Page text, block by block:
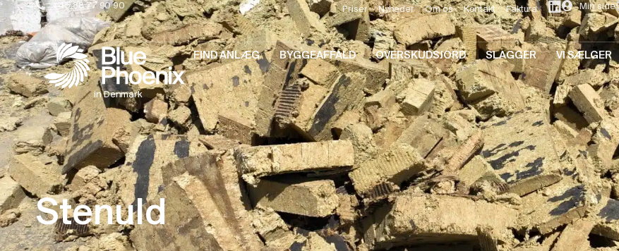
+45 88 77 90 90 Priser Nyheder Om os Kontakt Faktura Min side
in Denmark
FIND ANLÆG BYGGEAFFALD OVERSKUDSJORD SLAGGER VI SÆLGER
Stenuld